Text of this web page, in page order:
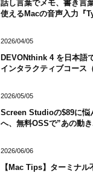
話し言葉でメモ、書き言
使えるMacの音声入力『
2026/04/05
DEVONthink 4 を日本語
インタラクティブコース
2026/05/05
Screen Studioの$89に悩
へ、無料OSSで”あの動
2026/06/06
【Mac Tips】ターミナ